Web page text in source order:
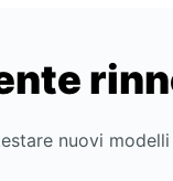
nuovi modelli